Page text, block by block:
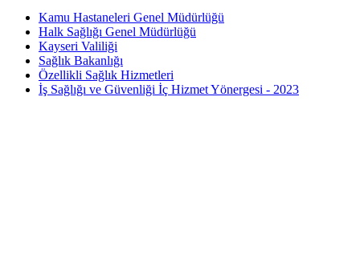
Kamu Hastaneleri Genel Müdürlüğü
Halk Sağlığı Genel Müdürlüğü
Kayseri Valiliği
Sağlık Bakanlığı
Özellikli Sağlık Hizmetleri
İş Sağlığı ve Güvenliği İç Hizmet Yönergesi - 2023